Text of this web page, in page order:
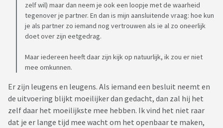
zelf wil) maar dan neem je ook een loopje met de waarheid
tegenover je partner. En dan is mijn aansluitende vraag: hoe kun
je als partner zo iemand nog vertrouwen als ie al zo oneerlijk
doet over zijn eetgedrag.
Maar iedereen heeft daar zijn kijk op natuurlijk, ik zou er niet
mee omkunnen.
Er zijn leugens en leugens. Als iemand een besluit neemt en
de uitvoering blijkt moeilijker dan gedacht, dan zal hij het
zelf daar het moeilijkste mee hebben. Ik vind het niet raar
dat je er lange tijd mee wacht om het openbaar te maken,